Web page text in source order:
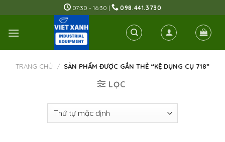
to
content
07:30 - 16:30 | 098.441.3730
TRANG CHỦ / SẢN PHẨM ĐƯỢC GẮN THẺ “KỆ DỤNG CỤ 718”
LỌC